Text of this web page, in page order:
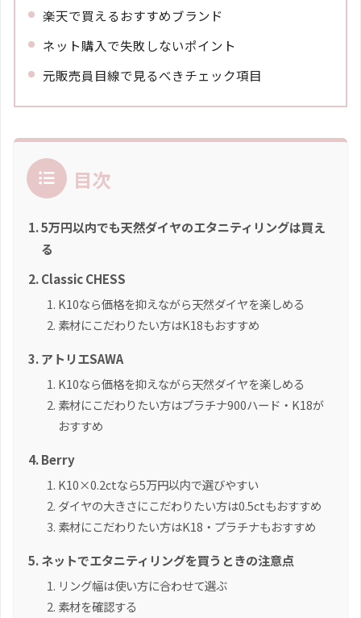
楽天で買えるおすすめブランド
ネット購入で失敗しないポイント
元販売員目線で見るべきチェック項目
目次
5万円以内でも天然ダイヤのエタニティリングは買え
る
Classic CHESS
K10なら価格を抑えながら天然ダイヤを楽しめる
素材にこだわりたい方はK18もおすすめ
アトリエSAWA
K10なら価格を抑えながら天然ダイヤを楽しめる
素材にこだわりたい方はプラチナ900ハード・K18が
おすすめ
Berry
K10×0.2ctなら5万円以内で選びやすい
ダイヤの大きさにこだわりたい方は0.5ctもおすすめ
素材にこだわりたい方はK18・プラチナもおすすめ
ネットでエタニティリングを買うときの注意点
リング幅は使い方に合わせて選ぶ
素材を確認する